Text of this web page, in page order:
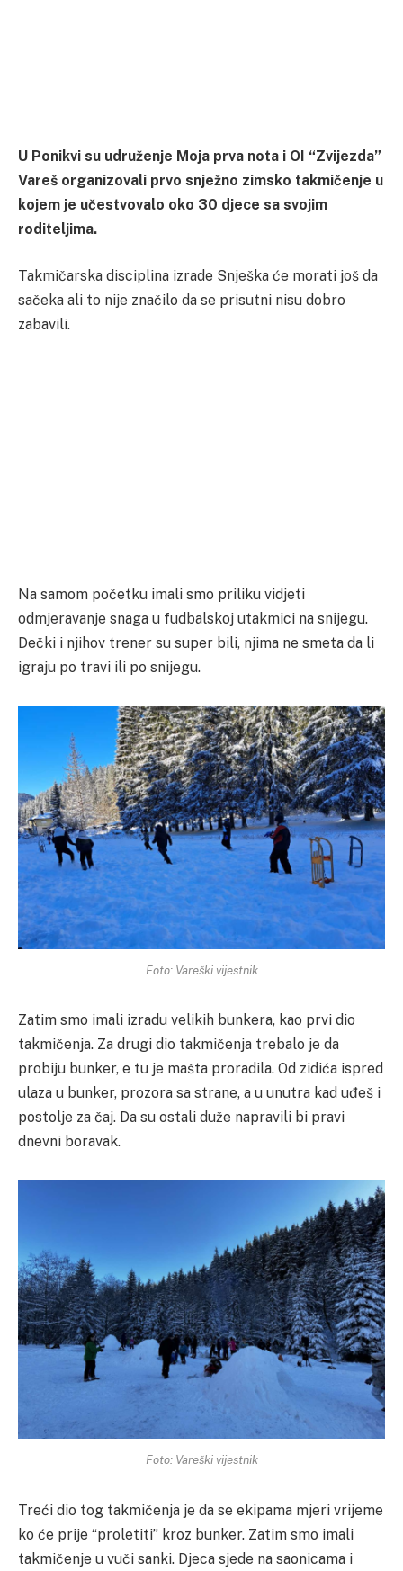
U Ponikvi su udruženje Moja prva nota i OI “Zvijezda”
Vareš organizovali prvo snježno zimsko takmičenje u
kojem je učestvovalo oko 30 djece sa svojim
roditeljima.
Takmičarska disciplina izrade Snješka će morati još da
sačeka ali to nije značilo da se prisutni nisu dobro
zabavili.
Na samom početku imali smo priliku vidjeti
odmjeravanje snaga u fudbalskoj utakmici na snijegu.
Dečki i njihov trener su super bili, njima ne smeta da li
igraju po travi ili po snijegu.
Foto: Vareški vijestnik
Zatim smo imali izradu velikih bunkera, kao prvi dio
takmičenja. Za drugi dio takmičenja trebalo je da
probiju bunker, e tu je mašta proradila. Od zidića ispred
ulaza u bunker, prozora sa strane, a u unutra kad uđeš i
postolje za čaj. Da su ostali duže napravili bi pravi
dnevni boravak.
Foto: Vareški vijestnik
Treći dio tog takmičenja je da se ekipama mjeri vrijeme
ko će prije “proletiti” kroz bunker. Zatim smo imali
takmičenje u vuči sanki. Djeca sjede na saonicama i